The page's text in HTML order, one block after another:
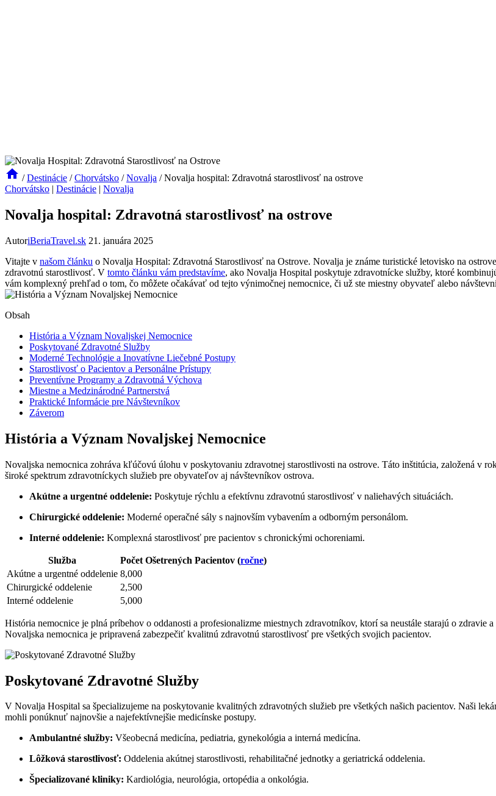
/ Destinácie / Chorvátsko / Novalja / Novalja hospital: Zdravotná starostlivosť na ostrove
Chorvátsko | Destinácie | Novalja
Novalja hospital: Zdravotná starostlivosť na ostrove
AutoriBeriaTravel.sk 21. januára 2025
Vitajte v našom článku o Novalja Hospital: Zdravotná Starostlivosť na Ostrove. Novalja je známe turistické letovisko na
zdravotnú starostlivosť. V tomto článku vám predstavíme, ako Novalja Hospital poskytuje zdravotnícke služby, ktoré
vám komplexný prehľad o tom, čo môžete očakávať od tejto výnimočnej nemocnice, či už ste miestny obyvateľ alebo
Obsah
História a Význam Novaljskej Nemocnice
Poskytované Zdravotné Služby
Moderné Technológie a Inovatívne Liečebné Postupy
Starostlivosť o Pacientov a Personálne Prístupy
Preventívne Programy a Zdravotná Výchova
Miestne a Medzinárodné Partnerstvá
Praktické Informácie pre Návštevníkov
Záverom
História a Význam Novaljskej Nemocnice
Novaljska nemocnica zohráva kľúčovú úlohu v poskytovaniu zdravotnej starostlivosti na ostrove. Táto inštitúcia, založená v
široké spektrum zdravotníckych služieb pre obyvateľov aj návštevníkov ostrova.
Akútne a urgentné oddelenie: Poskytuje rýchlu a efektívnu zdravotnú starostlivosť v naliehavých situáciách.
Chirurgické oddelenie: Moderné operačné sály s najnovším vybavením a odborným personálom.
Interné oddelenie: Komplexná starostlivosť pre pacientov s chronickými ochoreniami.
Služba Počet Ošetrených Pacientov (ročne)
Akútne a urgentné oddelenie 8,000
Chirurgické oddelenie
2,500
Interné oddelenie
5,000
História nemocnice je plná príbehov o oddanosti a profesionalizme miestnych zdravotníkov, ktorí sa neustále starajú o
Novaljska nemocnica je pripravená zabezpečiť kvalitnú zdravotnú starostlivosť pre všetkých svojich pacientov.
Poskytované Zdravotné Služby
V Novalja Hospital sa špecializujeme na poskytovanie kvalitných zdravotných služieb pre všetkých našich pacientov. Naši
mohli ponúknuť najnovšie a najefektívnejšie medicínske postupy.
Ambulantné služby: Všeobecná medicína, pediatria, gynekológia a interná medicína.
Lôžková starostlivosť: Oddelenia akútnej starostlivosti, rehabilitačné jednotky a geriatrická oddelenia.
Špecializované kliniky: Kardiológia, neurológia, ortopédia a onkológia.